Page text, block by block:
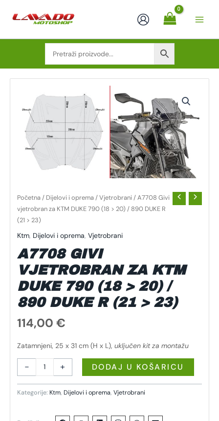
Početna / Dijelovi i oprema /Vjetrobrani / A7708 Givi
vjetrobran za KTM DUKE 790 (18 > 20) / 890 DUKE R
(21 > 23)
Ktm, Dijelovi i oprema, Vjetrobrani
A7708 GIVI
VJETROBRAN ZA KTM
DUKE 790 (18 > 20) /
890 DUKE R (21 > 23)
114,00 €
Zatamnjeni, 25 x 31 cm (H x L), uključen kit za montažu
-
VJETROBRAN
ZA
KTM
DUKE
790
(18
20)
23)
KOLIČINA
+ DODAJ U KOŠARICU
Kategorije: Ktm, Dijelovi i oprema, Vjetrobrani